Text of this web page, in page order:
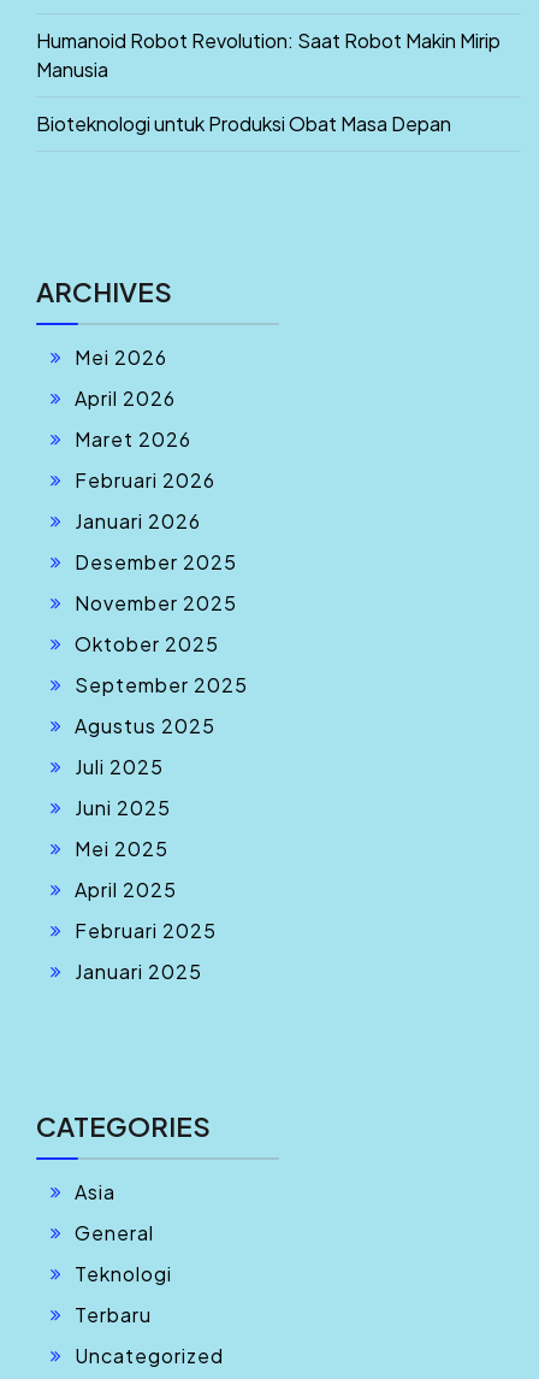
Humanoid Robot Revolution: Saat Robot Makin Mirip
Manusia
Bioteknologi untuk Produksi Obat Masa Depan
ARCHIVES
Mei 2026
April 2026
Maret 2026
Februari 2026
Januari 2026
Desember 2025
November 2025
Oktober 2025
September 2025
Agustus 2025
Juli 2025
Juni 2025
Mei 2025
April 2025
Februari 2025
Januari 2025
CATEGORIES
Asia
General
Teknologi
Terbaru
Uncategorized